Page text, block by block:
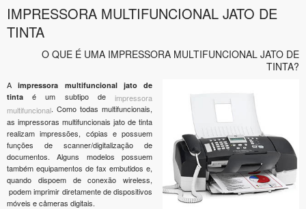
IMPRESSORA MULTIFUNCIONAL JATO DE
TINTA
O QUE É UMA IMPRESSORA MULTIFUNCIONAL JATO DE
TINTA?
Aimpressora multifuncional jato de
tinta é um subtipo de impressora
multifuncional. Como todas multifuncionais,
as impressoras multifuncionais jato de tinta
realizam impressões, cópias e possuem
funções de scanner/digitalização de
documentos. Alguns modelos possuem
também equipamentos de fax embutidos e,
quando dispoem de conexão wireless,
podem imprimir diretamente de dispositivos
móveis e cåmeras digitais.